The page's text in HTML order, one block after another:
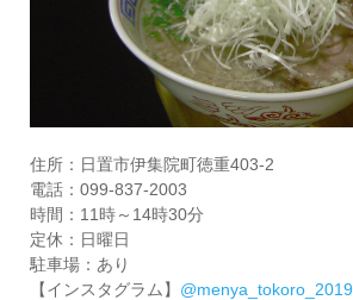
住所：日置市伊集院町徳重403-2
電話：099-837-2003
時間：11時～14時30分
定休：日曜日
駐車場：あり
【インスタグラム】 @menya_tokoro_2019